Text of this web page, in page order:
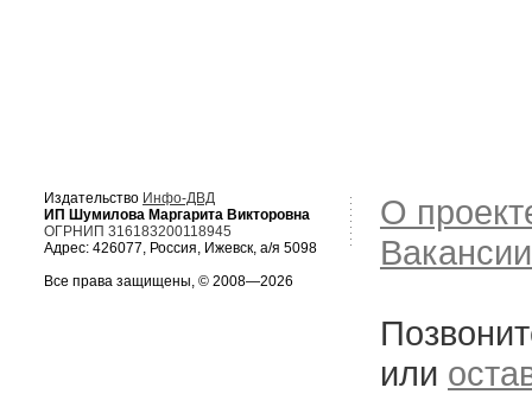
Издательство Инфо-ДВД
ИП Шумилова Маргарита Викторовна
ОГРНИП 316183200118945
Адрес: 426077, Россия, Ижевск, а/я 5098
Все права защищены, © 2008—2026
О
Вакансии
или